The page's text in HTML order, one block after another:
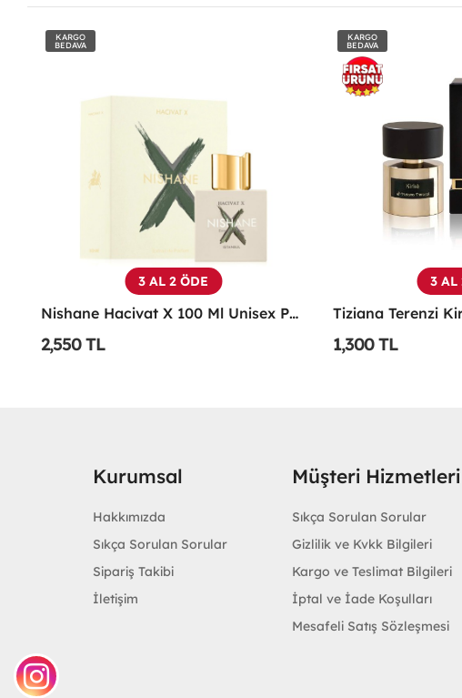
KARGO
BEDAVA
3 AL 2 ÖDE
Tiziana Terenzi Kirke Edp 100 ML Unisex Parfüm - TTKE
1,300 TL
KARGO
BEDAVA
3 AL
1,200 TL
Kurumsal
Hakkımızda
Sıkça Sorulan Sorular
Sipariş Takibi
İletişim
Müşteri Hizmetleri
Sıkça Sorulan Sorular
Gizlilik ve Kvkk Bilgileri
Kargo ve Teslimat Bilgileri
İptal ve İade Koşulları
Mesafeli Satış Sözleşmesi